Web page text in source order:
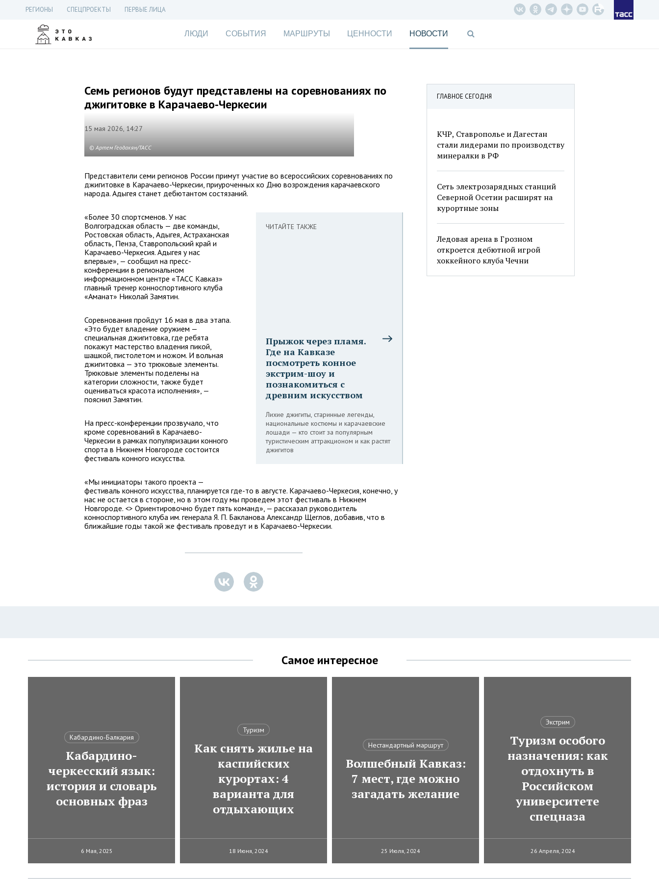
РЕГИОНЫ СПЕЦПРОЕКТЫ ПЕРВЫЕ ЛИЦА
ЛЮДИ СОБЫТИЯ МАРШРУТЫ ЦЕННОСТИ НОВОСТИ
ГЛАВНОЕ СЕГОДНЯ
КЧР, Ставрополье и Дагестан
стали лидерами по производству
минералки в РФ
Сеть электрозарядных станций
Северной Осетии расширят на
курортные зоны
Ледовая арена в Грозном
откроется дебютной игрой
хоккейного клуба Чечни
Семь регионов будут представлены на соревнованиях по
джигитовке в Карачаево-Черкесии
15 мая 2026, 14:27
© Артем Геодакян/ТАСС
Представители семи регионов России примут участие во всероссийских соревнованиях по
джигитовке в Карачаево-Черкесии, приуроченных ко Дню возрождения карачаевского
народа. Адыгея станет дебютантом состязаний.
ЧИТАЙТЕ ТАКЖЕ
Прыжок через пламя.
Где на Кавказе
посмотреть конное
экстрим-шоу и
познакомиться с
древним искусством
Лихие джигиты, старинные легенды,
национальные костюмы и карачаевские
лошади — кто стоит за популярным
туристическим аттракционом и как растят
джигитов
«Более 30 спортсменов. У нас
Волгоградская область — две команды,
Ростовская область, Адыгея, Астраханская
область, Пенза, Ставропольский край и
Карачаево-Черкесия. Адыгея у нас
впервые», — сообщил на пресс-
конференции в региональном
информационном центре «ТАСС Кавказ»
главный тренер конноспортивного клуба
«Аманат» Николай Замятин.
Соревнования пройдут 16 мая в два этапа.
«Это будет владение оружием —
специальная джигитовка, где ребята
покажут мастерство владения пикой,
шашкой, пистолетом и ножом. И вольная
джигитовка — это трюковые элементы.
Трюковые элементы поделены на
категории сложности, также будет
оцениваться красота исполнения», —
пояснил Замятин.
На пресс-конференции прозвучало, что
кроме соревнований в Карачаево-
Черкесии в рамках популяризации конного
спорта в Нижнем Новгороде состоится
фестиваль конного искусства.
«Мы инициаторы такого проекта —
фестиваль конного искусства, планируется где-то в августе. Карачаево-Черкесия, конечно, у
нас не остается в стороне, но в этом году мы проведем этот фестиваль в Нижнем
Новгороде. <> Ориентировочно будет пять команд», — рассказал руководитель
конноспортивного клуба им. генерала Я. П. Бакланова Александр Щеглов, добавив, что в
ближайшие годы такой же фестиваль проведут и в Карачаево-Черкесии.
Самое интересное
Кабардино-Балкария
Кабардино-
черкесский язык:
история и словарь
основных фраз
6 Мая, 2025
Туризм
Как снять жилье на
каспийских
курортах: 4
варианта для
отдыхающих
18 Июня, 2024
Нестандартный маршрут
Волшебный Кавказ:
7 мест, где можно
загадать желание
25 Июля, 2024
Экстрим
Туризм особого
назначения: как
отдохнуть в
Российском
университете
спецназа
26 Апреля, 2024